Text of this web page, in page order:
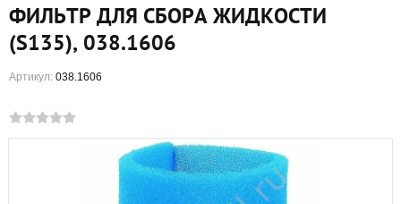
ФИЛЬТР ДЛЯ СБОРА ЖИДКОСТИ
(S135), 038.1606
Артикул: 038.1606